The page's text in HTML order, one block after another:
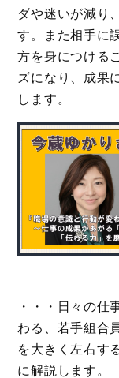
ダや迷いが減り
す。また相手に
方を身につける
ズになり、成果
します。
・・・日々の仕
わる、若手組合
を大きく左右す
に解説します。